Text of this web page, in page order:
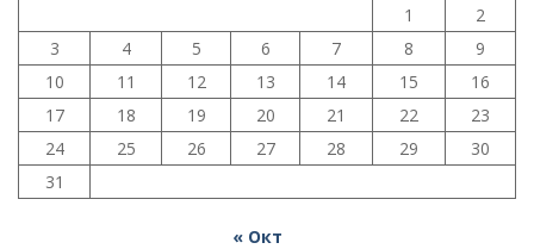
1
2
3
4 5 6 7 8
9
10
11 12 13 14 15
16
17
18 19 20 21 22
23
24
25 26 27 28 29
30
31
« Окт